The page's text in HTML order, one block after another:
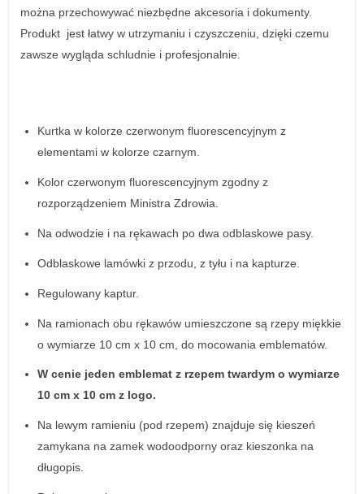
można przechowywać niezbędne akcesoria i dokumenty.
Produkt jest łatwy w utrzymaniu i czyszczeniu, dzięki czemu
zawsze wygląda schludnie i profesjonalnie.
Kurtka w kolorze czerwonym fluorescencyjnym z
elementami w kolorze czarnym.
Kolor czerwonym fluorescencyjnym zgodny z
rozporządzeniem Ministra Zdrowia.
Na odwodzie i na rękawach po dwa odblaskowe pasy.
Odblaskowe lamówki z przodu, z tyłu i na kapturze.
Regulowany kaptur.
Na ramionach obu rękawów umieszczone są rzepy miękkie
o wymiarze 10 cm x 10 cm, do mocowania emblematów.
W cenie jeden emblemat z rzepem twardym o wymiarze
10 cm x 10 cm z logo.
Na lewym ramieniu (pod rzepem) znajduje się kieszeń
zamykana na zamek wodoodporny oraz kieszonka na
długopis.